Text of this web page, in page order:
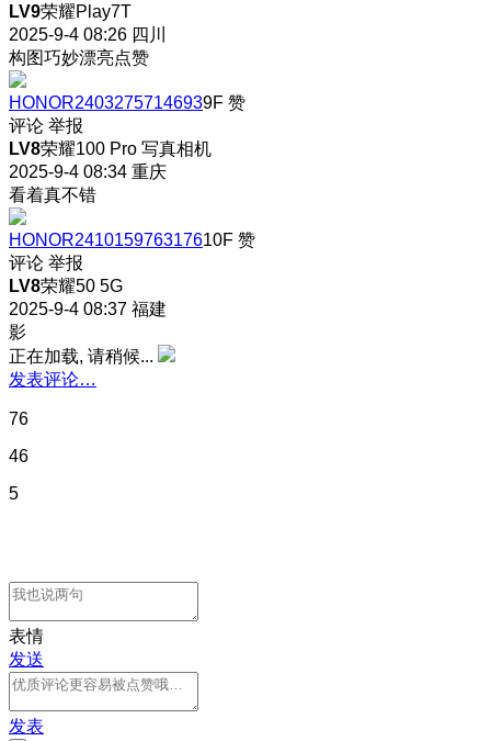
LV9荣耀Play7T
2025-9-4 08:26 四川
构图巧妙漂亮点赞
HONOR24032757146939F 赞
评论 举报
LV8荣耀100 Pro 写真相机
2025-9-4 08:34 重庆
看着真不错
HONOR241015976317610F 赞
评论 举报
LV8荣耀50 5G
2025-9-4 08:37 福建
影
正在加载, 请稍候...
发表评论…
76
46
5
表情
发送
发表